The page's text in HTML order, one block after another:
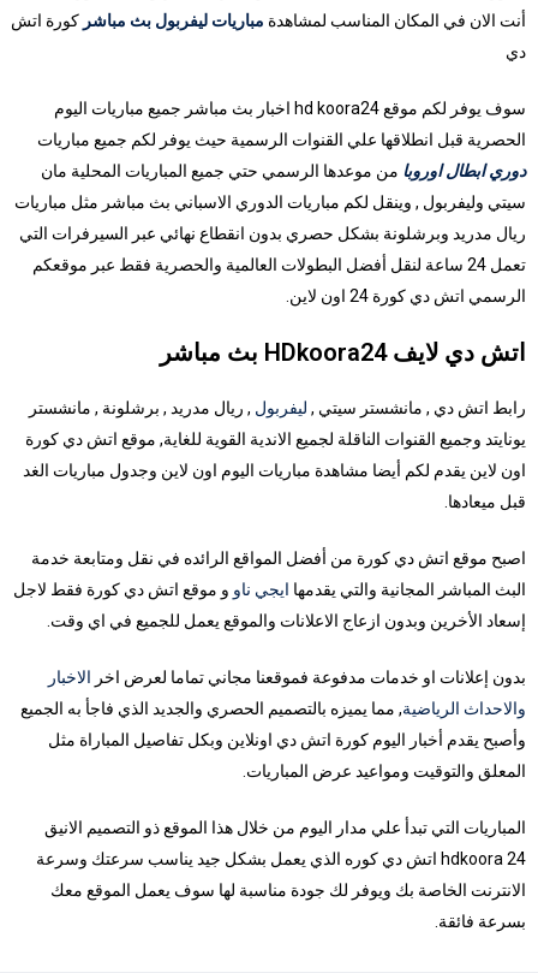
أنت الان في المكان المناسب لمشاهدة مباريات ليفربول بث مباشر كورة اتش
دي
سوف يوفر لكم موقع hd koora24 اخبار بث مباشر جميع مباريات اليوم
الحصرية قبل انطلاقها علي القنوات الرسمية حيث يوفر لكم جميع مباريات
دوري ابطال اوروبا من موعدها الرسمي حتي جميع المباريات المحلية مان
سيتي وليفربول , وينقل لكم مباريات الدوري الاسباني بث مباشر مثل مباريات
ريال مدريد وبرشلونة بشكل حصري بدون انقطاع نهائي عبر السيرفرات التي
تعمل 24 ساعة لنقل أفضل البطولات العالمية والحصرية فقط عبر موقعكم
الرسمي اتش دي كورة 24 اون لاين.
اتش دي لايف HDkoora24 بث مباشر
رابط اتش دي , مانشستر سيتي , ليفربول , ريال مدريد , برشلونة , مانشستر
يونايتد وجميع القنوات الناقلة لجميع الاندية القوية للغاية, موقع اتش دي كورة
اون لاين يقدم لكم أيضا مشاهدة مباريات اليوم اون لاين وجدول مباريات الغد
قبل ميعادها.
اصبح موقع اتش دي كورة من أفضل المواقع الرائده في نقل ومتابعة خدمة
البث المباشر المجانية والتي يقدمها ايجي ناو و موقع اتش دي كورة فقط لاجل
إسعاد الأخرين وبدون ازعاج الاعلانات والموقع يعمل للجميع في اي وقت.
بدون إعلانات او خدمات مدفوعة فموقعنا مجاني تماما لعرض اخر الاخبار
والاحداث الرياضية, مما يميزه بالتصميم الحصري والجديد الذي فاجأ به الجميع
وأصبح يقدم أخبار اليوم كورة اتش دي اونلاين وبكل تفاصيل المباراة مثل
المعلق والتوقيت ومواعيد عرض المباريات.
المباريات التي تبدأ علي مدار اليوم من خلال هذا الموقع ذو التصميم الانيق
hdkoora 24 اتش دي كوره الذي يعمل بشكل جيد يناسب سرعتك وسرعة
الانترنت الخاصة بك ويوفر لك جودة مناسبة لها سوف يعمل الموقع معك
بسرعة فائقة.